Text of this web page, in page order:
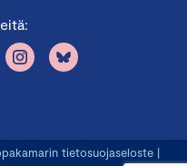
tietosuojaseloste |